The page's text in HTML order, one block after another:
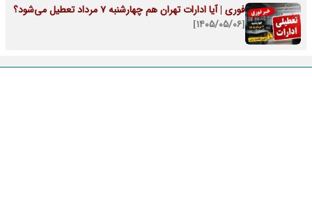
فوری | آیا ادارات تهران هم چهارشنبه 7 مرداد تعطیل می‌شود؟
[۱۴۰۵/۰۵/۰۶]